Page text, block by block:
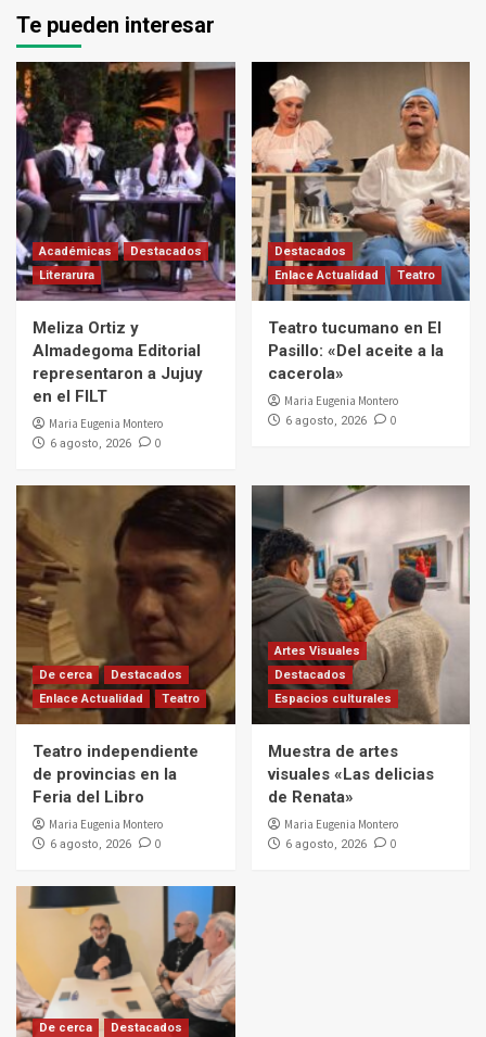
Te pueden interesar
Académicas
Destacados
Literarura
Meliza Ortiz y
Almadegoma Editorial
representaron a Jujuy
en el FILT
Maria Eugenia Montero
6 agosto, 2026 0
Destacados
Enlace Actualidad
Teatro
Teatro tucumano en El
Pasillo: «Del aceite a la
cacerola»
Maria Eugenia Montero
6 agosto, 2026 0
De cerca
Destacados
Enlace Actualidad
Teatro
Teatro independiente
de provincias en la
Feria del Libro
Maria Eugenia Montero
6 agosto, 2026 0
Artes Visuales
Destacados
Espacios culturales
Muestra de artes
visuales «Las delicias
de Renata»
Maria Eugenia Montero
6 agosto, 2026 0
De cerca Destacados